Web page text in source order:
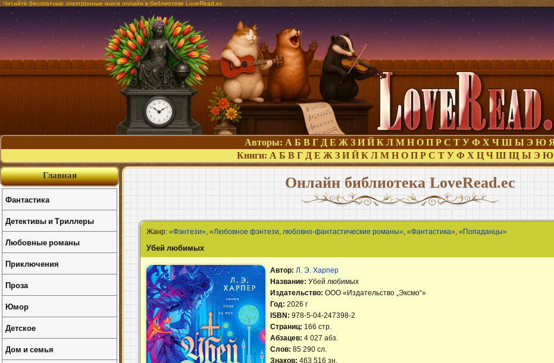
Читайте бесплатные электронные книги онлайн в библиотеке LoveRead.ec
Авторы: А Б В Г Д Е Ж З И Й К Л М Н О П Р С Т У Ф Х Ч Ш Ы Э Ю
Книги: А Б В Г Д Е Ж З И Й К Л М Н О П Р С Т У Ф Х Ц Ч Ш Щ Ы Э Ю
Онлайн библиотека LoveRead.ec
Жанр:«Фэнтези»,«Любовное фэнтези, любовно-фантастические романы»,«Фантастика»,«Попаданцы»
Убей любимых
Автор:Л. Э. Харпер
Название:Убей любимых
Издательство:ООО «Издательство „Эксмо“»
Год:2026 г
ISBN:978-5-04-247398-2
Страниц: 166 стр.
Абзацев:4 027 абз.
Слов:85 290 сл.
Знаков:463 516 зн.
Главная
Фантастика
Детективы и Триллеры
Любовные романы
Приключения
Проза
Юмор
Детское
Дом и семья